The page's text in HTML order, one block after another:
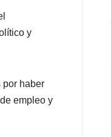
y
por haber
empleo y